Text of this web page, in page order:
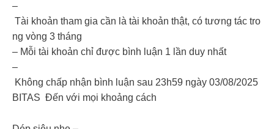
–
Tài khoản tham gia cần là tài khoản thật, có tương tác tro
ng vòng 3 tháng
– Mỗi tài khoản chỉ được bình luận 1 lần duy nhất
–
Không chấp nhận bình luận sau 23h59 ngày 03/08/2025
BITAS Đến với mọi khoảng cách